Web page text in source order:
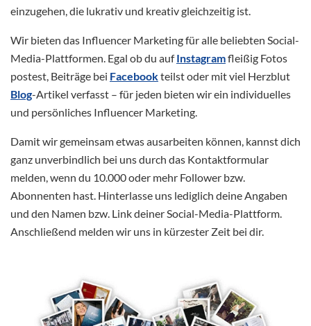
einzugehen, die lukrativ und kreativ gleichzeitig ist.
Wir bieten das Influencer Marketing für alle beliebten Social-
Media-Plattformen. Egal ob du aufInstagramfleißig Fotos
postest, Beiträge bei Facebookteilst oder mit viel Herzblut
Blog-Artikel verfasst – für jeden bieten wir ein individuelles
und persönliches Influencer Marketing.
Damit wir gemeinsam etwas ausarbeiten können, kannst dich
ganz unverbindlich bei uns durch das Kontaktformular
melden, wenn du 10.000 oder mehr Follower bzw.
Abonnenten hast. Hinterlasse uns lediglich deine Angaben
und den Namen bzw. Link deiner Social-Media-Plattform.
Anschließend melden wir uns in kürzester Zeit bei dir.